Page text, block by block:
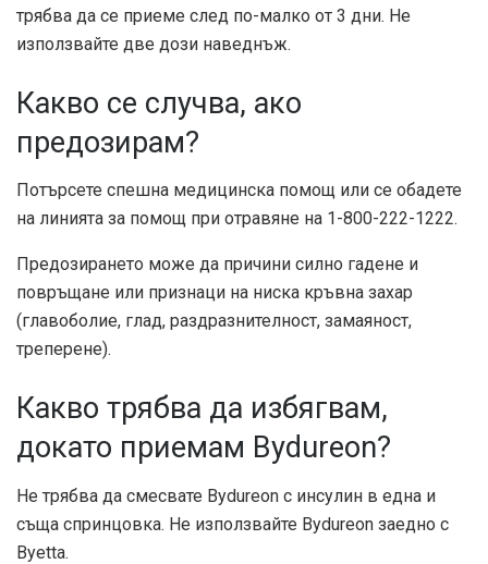
трябва да се приеме след по-малко от 3 дни. Не
използвайте две дози наведнъж.
Какво се случва, ако
предозирам?
Потърсете спешна медицинска помощ или се обадете
на линията за помощ при отравяне на 1-800-222-1222.
Предозирането може да причини силно гадене и
повръщане или признаци на ниска кръвна захар
(главоболие, глад, раздразнителност, замаяност,
треперене).
Какво трябва да избягвам,
докато приемам Bydureon?
Не трябва да смесвате Bydureon с инсулин в една и
съща спринцовка. Не използвайте Bydureon заедно с
Byetta.